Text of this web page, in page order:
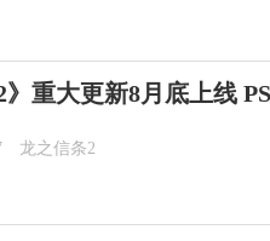
》重大更新8月底上线
龙之信条2